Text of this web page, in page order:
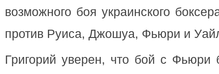
возможного боя украинского
против Руиса, Джошуа, Фьюри и
Григорий уверен, что бой с Фьюри